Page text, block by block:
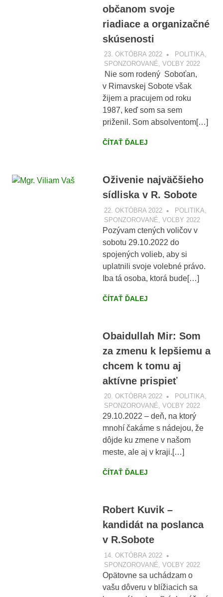
občanom svoje
riadiace a organizačné
skúsenosti
23. OKTÓBRA 2022 VOBRAZE.SK
POLITIKA,
SPONZOROVANÉ, VOĽBY 2022
Nie som rodený Soboťan,
v Rimavskej Sobote však
žijem a pracujem od roku
1987, keď som sa sem
priženil. Som absolventom[…]
ČÍTAŤ ĎALEJ
Oživenie najväčšieho
sídliska v R. Sobote
22. OKTÓBRA 2022 VOBRAZE.SK
POLITIKA
SPONZOROVANÉ VOĽBY 2022
Pozývam ctených voličov v
sobotu 29.10.2022 do
spojených volieb, aby si
uplatnili svoje volebné právo.
Iba tá osoba, ktorá bude[…]
ČÍTAŤ ĎALEJ
Obaidullah Mir: Som
za zmenu k lepšiemu a
chcem k tomu aj
aktívne prispieť
20. OKTÓBRA 2022 VOBRAZE.SK
POLITIKA,
SPONZOROVANÉ, VOĽBY 2022
29.10.2022 – deň, na ktorý
mnohí čakáme s nádejou, že
dôjde ku zmene v našom
meste, ale aj v kraji.[…]
ČÍTAŤ ĎALEJ
Robert Kuvik –
kandidát na poslanca
v R.Sobote
14. OKTÓBRA 2022
SPONZOROVANÉ VOĽBY 2022
Opätovne sa uchádzam o
vašu dôveru v blížiacich sa